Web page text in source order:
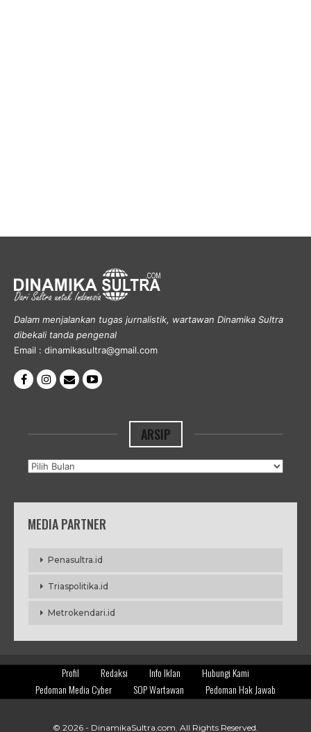
Dalam menjalankan tugas jurnalistik, wartawan Dinamika Sultra
dibekali tanda pengenal
Email : dinamikasultra@gmail.com
ARSIP
Arsip
MEDIA PARTNER
Penasultra.id
Triaspolitika.id
Metrokendari.id
Profil Redaksi Info Iklan
Hubungi Kami
Pedoman Media Cyber
SOP Wartawan Pedoman Hak Jawab
© 2026 - DinamikaSultra.com. All Rights Reserved.